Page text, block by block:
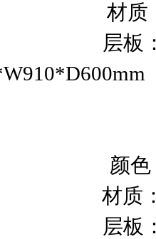
仑 材质
层板：
颜色：
仑 材质：
层板：